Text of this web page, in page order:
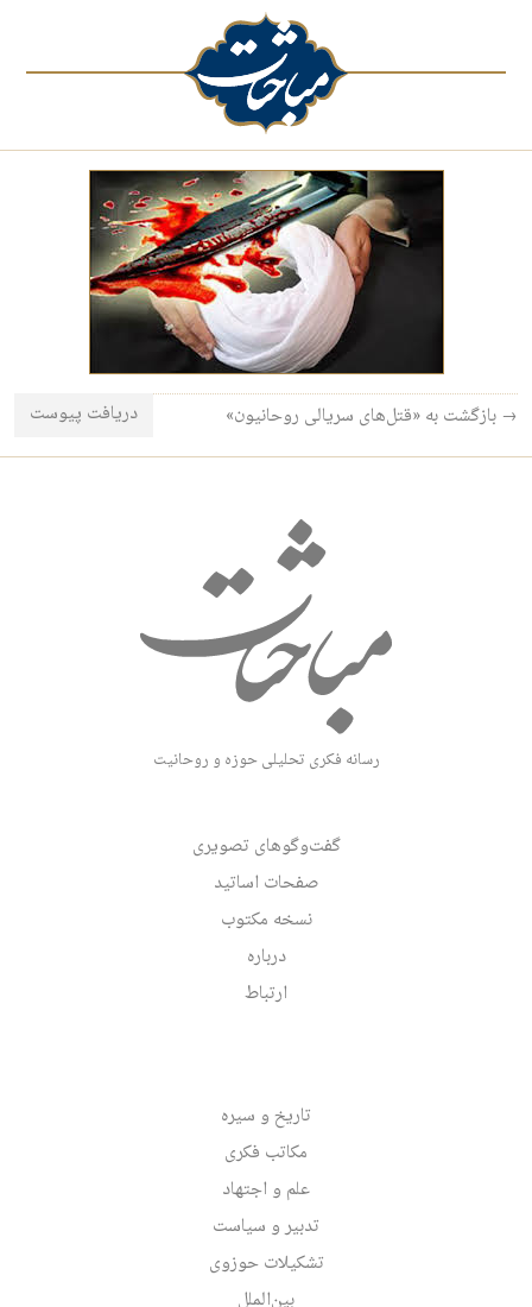
دریافت پیوست → بازگشت به «قتل‌های سریالی روحانیون»
رسانه فکری تحلیلی حوزه و روحانیت
گفت‌وگوهای تصویری
صفحات اساتید
نسخه مکتوب
درباره
ارتباط
تاریخ و سیره
مکاتب فکری
علم و اجتهاد
تدبیر و سیاست
تشکیلات حوزوی
بین‌الملل